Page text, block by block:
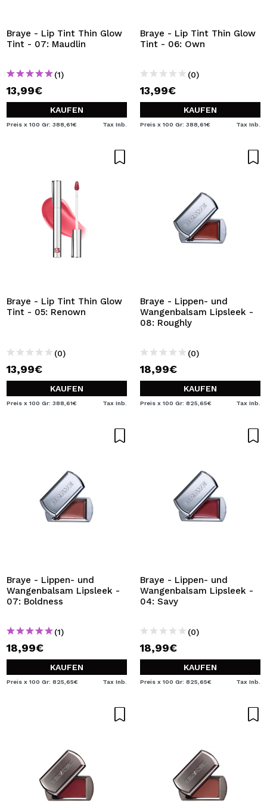
Braye - Lip Tint Thin Glow
Tint - 07: Maudlin
(1)
13,99€
KAUFEN
Preis x 100 Gr: 388,61€ Tax Inb.
Braye - Lip Tint Thin Glow
Tint - 06: Own
(0)
13,99€
KAUFEN
Preis x 100 Gr: 388,61€ Tax Inb.
Braye - Lip Tint Thin Glow
Tint - 05: Renown
(0)
13,99€
KAUFEN
Preis x 100 Gr: 388,61€ Tax Inb.
Braye - Lippen- und
Wangenbalsam Lipsleek -
08: Roughly
(0)
18,99€
KAUFEN
Preis x 100 Gr: 825,65€ Tax Inb.
Braye - Lippen- und
Wangenbalsam Lipsleek -
07: Boldness
(1)
18,99€
KAUFEN
Preis x 100 Gr: 825,65€ Tax Inb.
Braye - Lippen- und
Wangenbalsam Lipsleek -
04: Savy
(0)
18,99€
KAUFEN
Preis x 100 Gr: 825,65€ Tax Inb.